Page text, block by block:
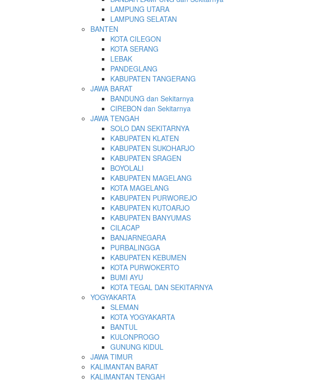
LAMPUNG UTARA
LAMPUNG SELATAN
BANTEN
KOTA CILEGON
KOTA SERANG
LEBAK
PANDEGLANG
KABUPATEN TANGERANG
JAWA BARAT
BANDUNG dan Sekitarnya
CIREBON dan Sekitarnya
JAWA TENGAH
SOLO DAN SEKITARNYA
KABUPATEN KLATEN
KABUPATEN SUKOHARJO
KABUPATEN SRAGEN
BOYOLALI
KABUPATEN MAGELANG
KOTA MAGELANG
KABUPATEN PURWOREJO
KABUPATEN KUTOARJO
KABUPATEN BANYUMAS
CILACAP
BANJARNEGARA
PURBALINGGA
KABUPATEN KEBUMEN
KOTA PURWOKERTO
BUMI AYU
KOTA TEGAL DAN SEKITARNYA
YOGYAKARTA
SLEMAN
KOTA YOGYAKARTA
BANTUL
KULONPROGO
GUNUNG KIDUL
JAWA TIMUR
KALIMANTAN BARAT
KALIMANTAN TENGAH